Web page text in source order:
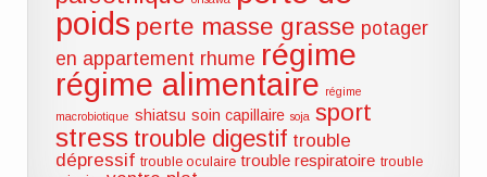
poids perte masse grasse potager
en appartement rhume régime
régime alimentaire régime
macrobiotique shiatsu soin capillaire soja sport
stress trouble digestif trouble
dépressif trouble oculaire trouble respiratoire trouble